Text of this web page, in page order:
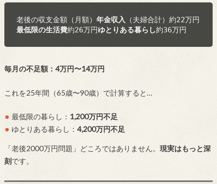
老後の収支金額（月額） 年金収入
（夫婦合計）約22万円
最低限の生活費約26万円ゆとりある暮らし約36万円
毎月の不足額：4万円〜14万円
これを25年間（65歳〜90歳）で計算すると…
最低限の暮らし： 1,200万円不足
ゆとりある暮らし：4,200万円不足
「老後2000万円問題」どころではありません。 現実はもっと深
刻です。